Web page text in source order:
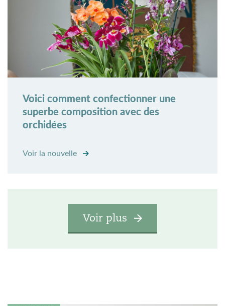
Voici comment confectionner une
superbe composition avec des
orchidées
Voir la nouvelle
Voir plus